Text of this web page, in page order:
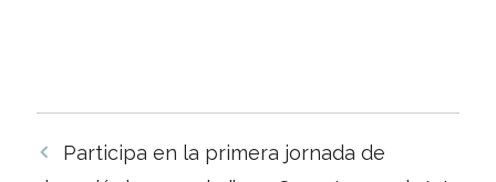
Navegació
Participa en la primera jornada de